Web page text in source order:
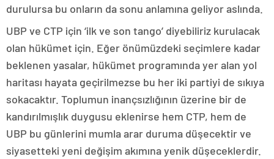
durulursa bu onların da sonu anlamına geliyor aslında.
UBP ve CTP için ‘ilk ve son tango’ diyebiliriz kurulacak
olan hükümet için. Eğer önümüzdeki seçimlere kadar
beklenen yasalar, hükümet programında yer alan yol
haritası hayata geçirilmezse bu her iki partiyi de sıkıya
sokacaktır. Toplumun inançsızlığının üzerine bir de
kandırılmışlık duygusu eklenirse hem CTP, hem de
UBP bu günlerini mumla arar duruma düşecektir ve
siyasetteki yeni değişim akımına yenik düşeceklerdir.